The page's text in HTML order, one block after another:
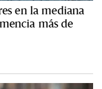
en la mediana
más de